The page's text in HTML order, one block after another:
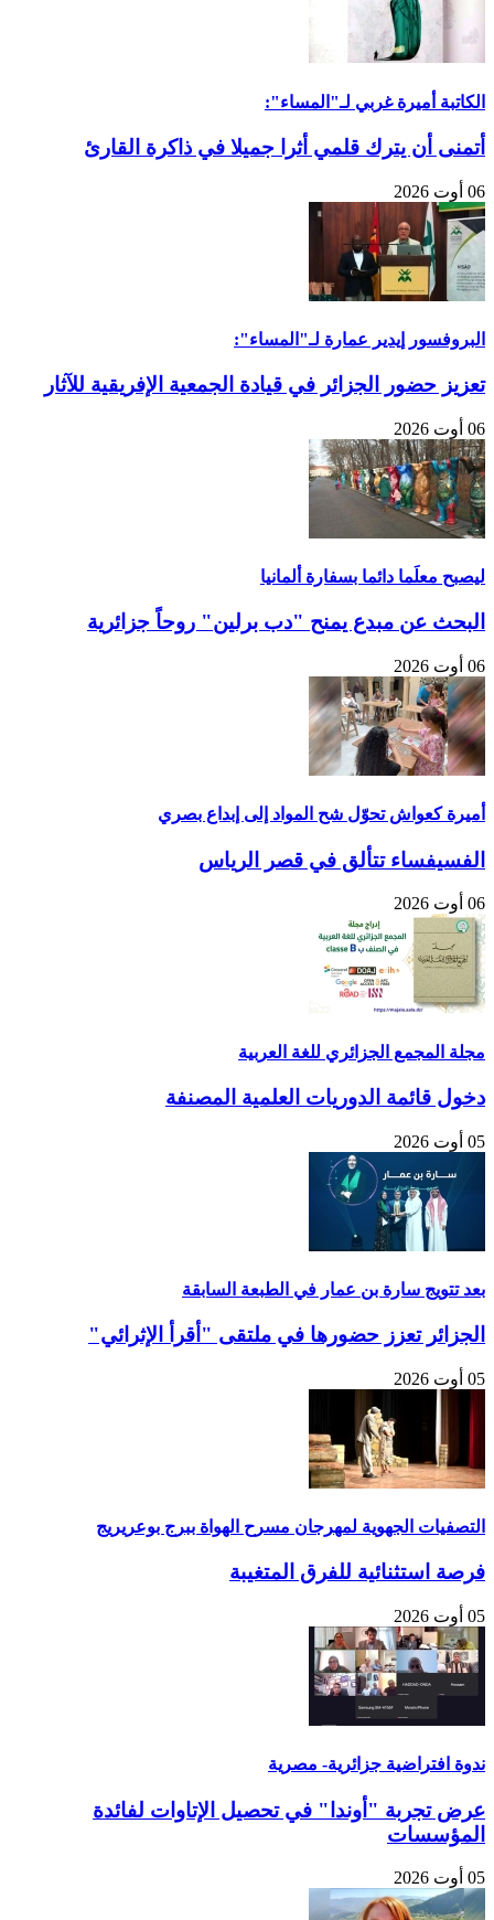
الكاتبة أميرة غربي لـ"المساء":
أتمنى أن يترك قلمي أثرا جميلا في ذاكرة القارئ
06 أوت 2026
البروفسور إيدير عمارة لـ"المساء":
تعزيز حضور الجزائر في قيادة الجمعية الإفريقية للآثار
06 أوت 2026
ليصبح معلَما دائما بسفارة ألمانيا
البحث عن مبدع يمنح "دب برلين" روحاً جزائرية
06 أوت 2026
أميرة كعواش تحوّل شح المواد إلى إبداع بصري
الفسيفساء تتألق في قصر الرياس
06 أوت 2026
مجلة المجمع الجزائري للغة العربية
دخول قائمة الدوريات العلمية المصنفة
05 أوت 2026
بعد تتويج سارة بن عمار في الطبعة السابقة
الجزائر تعزز حضورها في ملتقى "أقرأ الإثرائي"
05 أوت 2026
التصفيات الجهوية لمهرجان مسرح الهواة ببرج بوعريريج
فرصة استثنائية للفرق المتغيبة
05 أوت 2026
ندوة افتراضية جزائرية- مصرية
عرض تجربة "أوندا" في تحصيل الإتاوات لفائدة
المؤسسات
05 أوت 2026